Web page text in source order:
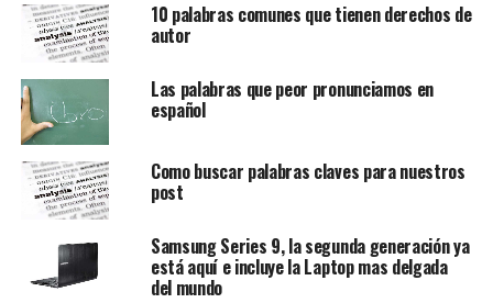
10 palabras comunes que tienen derechos de
autor
Las palabras que peor pronunciamos en
español
Como buscar palabras claves para nuestros
post
Samsung Series 9, la segunda generación ya
está aquí e incluye la Laptop mas delgada
del mundo